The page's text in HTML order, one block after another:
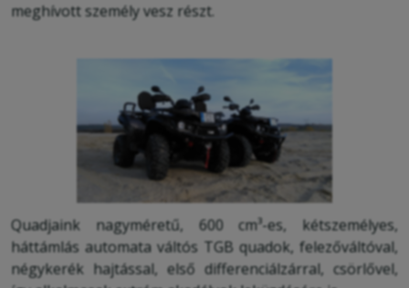
meghívott személy vesz részt.
Quadjaink nagyméretű, 600 cm³-es, kétszemélyes,
háttámlás automata váltós TGB quadok, felezőváltóval,
négykerék hajtással, első differenciálzárral, csörlővel,